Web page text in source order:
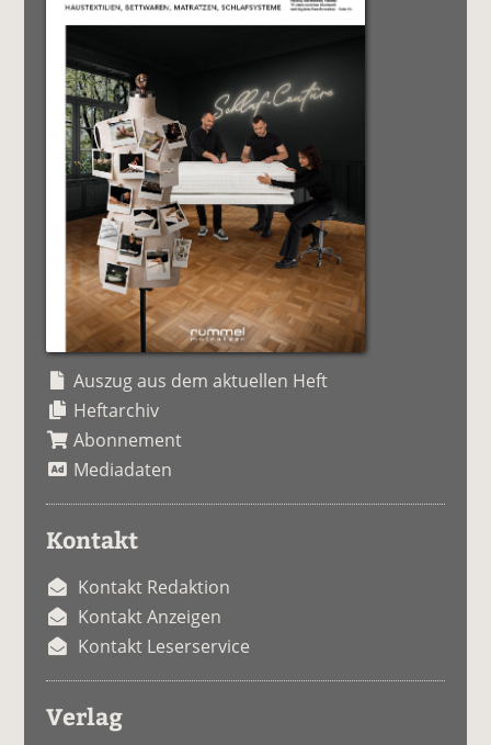
Auszug aus dem aktuellen Heft
Heftarchiv
Abonnement
Mediadaten
Kontakt
Kontakt Redaktion
Kontakt Anzeigen
Kontakt Leserservice
Verlag